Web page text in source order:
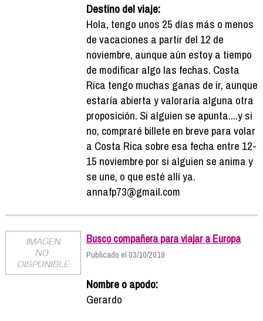
Destino del viaje:
Hola, tengo unos 25 días más o menos
de vacaciones a partir del 12 de
noviembre, aunque aún estoy a tiempo
de modificar algo las fechas. Costa
Rica tengo muchas ganas de ir, aunque
estaría abierta y valoraría alguna otra
proposición. Si alguien se apunta....y si
no, compraré billete en breve para volar
a Costa Rica sobre esa fecha entre 12-
15 noviembre por si alguien se anima y
se une, o que esté allí ya.
annafp73@gmail.com
Busco compañera para viajar a Europa
Publicado el 03/10/2019
Nombre o apodo:
Gerardo